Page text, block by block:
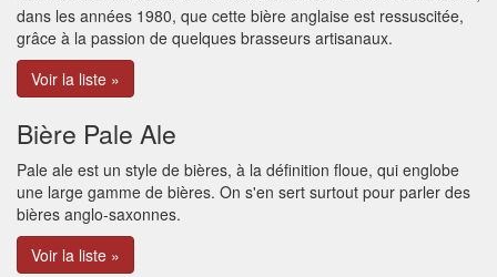
dans les années 1980, que cette bière anglaise est ressuscitée,
grâce à la passion de quelques brasseurs artisanaux.
Voir la liste »
Bière Pale Ale
Pale ale est un style de bières, à la définition floue, qui englobe
une large gamme de bières. On s'en sert surtout pour parler des
bières anglo-saxonnes.
Voir la liste »